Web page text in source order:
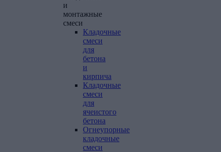
и
монтажные
смеси
Кладочные
смеси
для
бетона
и
кирпича
Кладочные
смеси
для
ячеистого
бетона
Огнеупорные
кладочные
смеси